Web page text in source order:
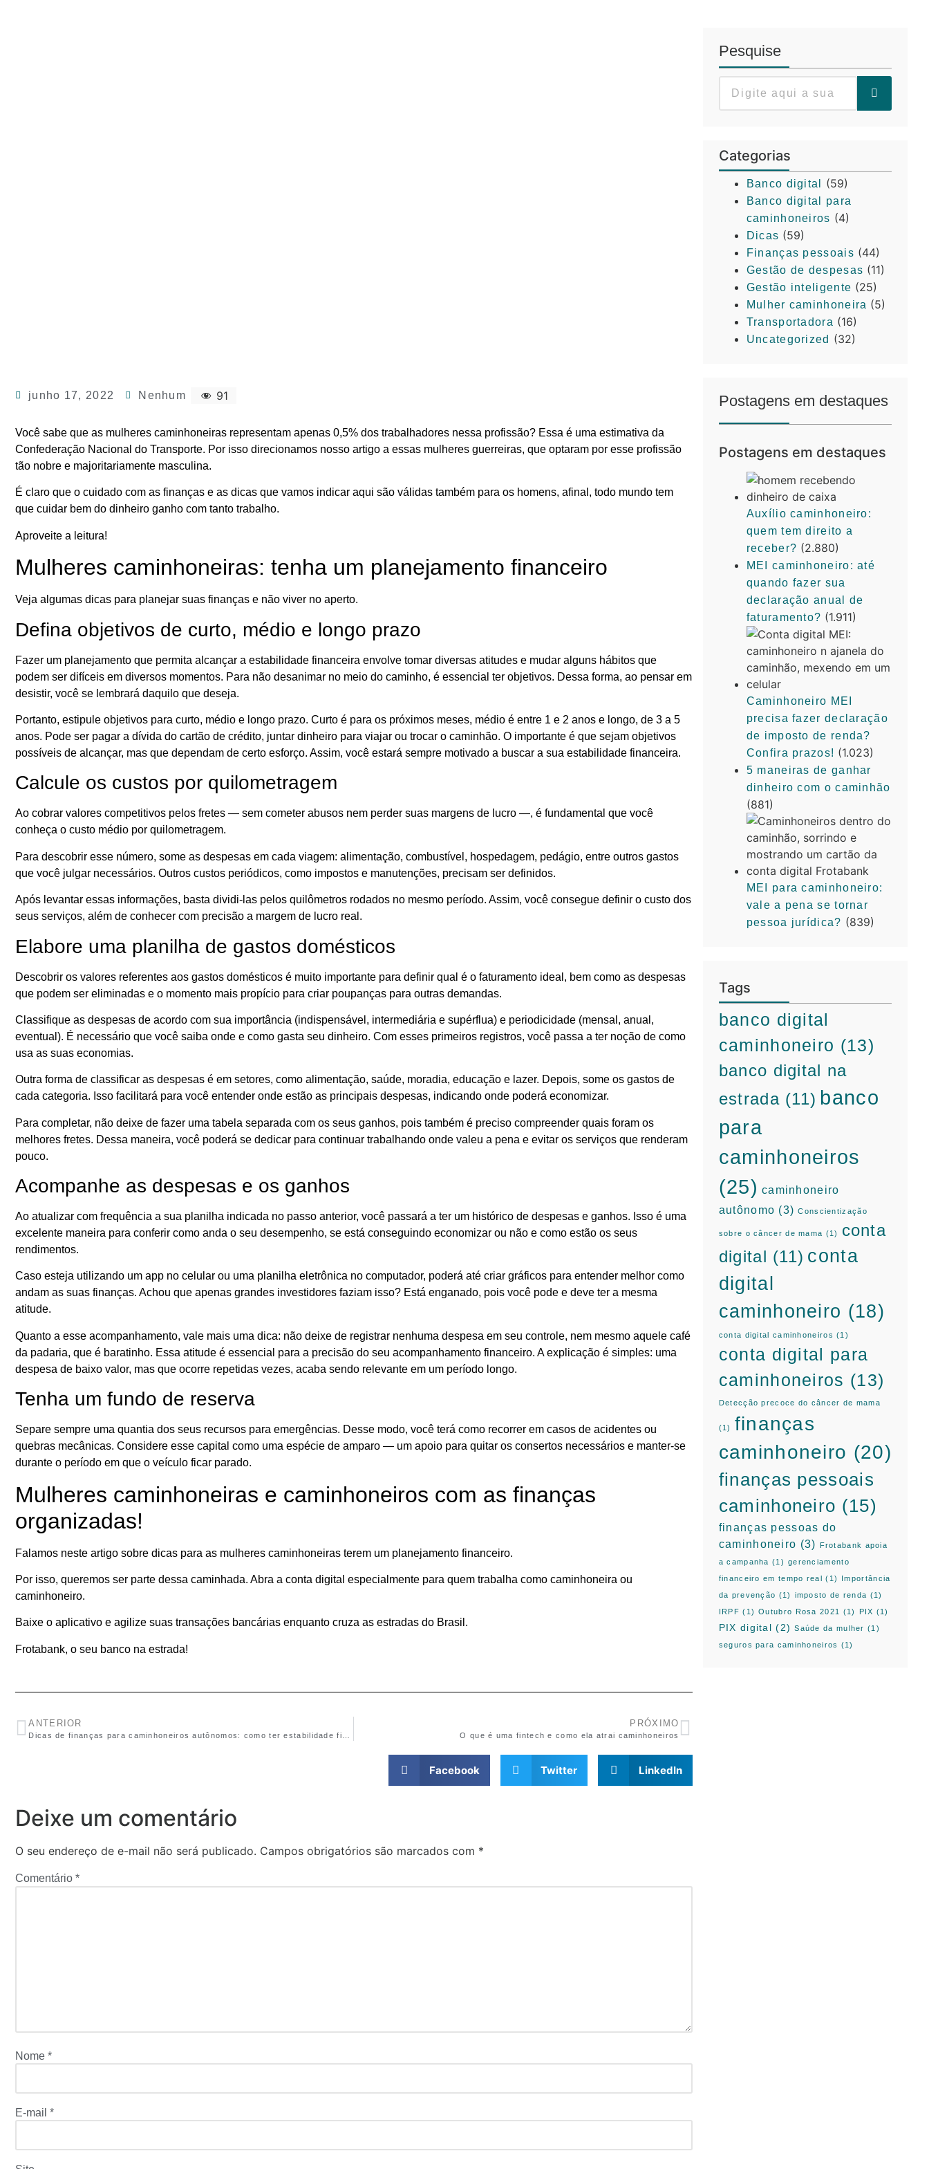
junho 17, 2022 Nenhum 91
Você sabe que as mulheres caminhoneiras representam apenas 0,5% dos trabalhadores nessa profissão? Essa é uma estimativa da
Confederação Nacional do Transporte. Por isso direcionamos nosso artigo a essas mulheres guerreiras, que optaram por esse profissão
tão nobre e majoritariamente masculina.
É claro que o cuidado com as finanças e as dicas que vamos indicar aqui são válidas também para os homens, afinal, todo mundo tem
que cuidar bem do dinheiro ganho com tanto trabalho.
Aproveite a leitura!
Mulheres caminhoneiras: tenha um planejamento financeiro
Veja algumas dicas para planejar suas finanças e não viver no aperto.
Defina objetivos de curto, médio e longo prazo
Fazer um planejamento que permita alcançar a estabilidade financeira envolve tomar diversas atitudes e mudar alguns hábitos que
podem ser difíceis em diversos momentos. Para não desanimar no meio do caminho, é essencial ter objetivos. Dessa forma, ao pensar em
desistir, você se lembrará daquilo que deseja.
Portanto, estipule objetivos para curto, médio e longo prazo. Curto é para os próximos meses, médio é entre 1 e 2 anos e longo, de 3 a 5
anos. Pode ser pagar a dívida do cartão de crédito, juntar dinheiro para viajar ou trocar o caminhão. O importante é que sejam objetivos
possíveis de alcançar, mas que dependam de certo esforço. Assim, você estará sempre motivado a buscar a sua estabilidade financeira.
Calcule os custos por quilometragem
Ao cobrar valores competitivos pelos fretes — sem cometer abusos nem perder suas margens de lucro —, é fundamental que você
conheça o custo médio por quilometragem.
Para descobrir esse número, some as despesas em cada viagem: alimentação, combustível, hospedagem, pedágio, entre outros gastos
que você julgar necessários. Outros custos periódicos, como impostos e manutenções, precisam ser definidos.
Após levantar essas informações, basta dividi-las pelos quilômetros rodados no mesmo período. Assim, você consegue definir o custo dos
seus serviços, além de conhecer com precisão a margem de lucro real.
Elabore uma planilha de gastos domésticos
Descobrir os valores referentes aos gastos domésticos é muito importante para definir qual é o faturamento ideal, bem como as despesas
que podem ser eliminadas e o momento mais propício para criar poupanças para outras demandas.
Classifique as despesas de acordo com sua importância (indispensável, intermediária e supérflua) e periodicidade (mensal, anual,
eventual). É necessário que você saiba onde e como gasta seu dinheiro. Com esses primeiros registros, você passa a ter noção de como
usa as suas economias.
Outra forma de classificar as despesas é em setores, como alimentação, saúde, moradia, educação e lazer. Depois, some os gastos de
cada categoria. Isso facilitará para você entender onde estão as principais despesas, indicando onde poderá economizar.
Para completar, não deixe de fazer uma tabela separada com os seus ganhos, pois também é preciso compreender quais foram os
melhores fretes. Dessa maneira, você poderá se dedicar para continuar trabalhando onde valeu a pena e evitar os serviços que renderam
pouco.
Acompanhe as despesas e os ganhos
Ao atualizar com frequência a sua planilha indicada no passo anterior, você passará a ter um histórico de despesas e ganhos. Isso é uma
excelente maneira para conferir como anda o seu desempenho, se está conseguindo economizar ou não e como estão os seus
rendimentos.
Caso esteja utilizando um app no celular ou uma planilha eletrônica no computador, poderá até criar gráficos para entender melhor como
andam as suas finanças. Achou que apenas grandes investidores faziam isso? Está enganado, pois você pode e deve ter a mesma
atitude.
Quanto a esse acompanhamento, vale mais uma dica: não deixe de registrar nenhuma despesa em seu controle, nem mesmo aquele café
da padaria, que é baratinho. Essa atitude é essencial para a precisão do seu acompanhamento financeiro. A explicação é simples: uma
despesa de baixo valor, mas que ocorre repetidas vezes, acaba sendo relevante em um período longo.
Tenha um fundo de reserva
Separe sempre uma quantia dos seus recursos para emergências. Desse modo, você terá como recorrer em casos de acidentes ou
quebras mecânicas. Considere esse capital como uma espécie de amparo — um apoio para quitar os consertos necessários e manter-se
durante o período em que o veículo ficar parado.
Mulheres caminhoneiras e caminhoneiros com as finanças
organizadas!
Falamos neste artigo sobre dicas para as mulheres caminhoneiras terem um planejamento financeiro.
Por isso, queremos ser parte dessa caminhada. Abra a conta digital especialmente para quem trabalha como caminhoneira ou
caminhoneiro.
Baixe o aplicativo e agilize suas transações bancárias enquanto cruza as estradas do Brasil.
Frotabank, o seu banco na estrada!
ANTERIOR PRÓXIMO
O que é uma fintech e como ela atrai caminhoneiros
Facebook Twitter LinkedIn
Deixe um comentário
O seu endereço de e-mail não será publicado. Campos obrigatórios são marcados com *
Comentário *
Nome *
E-mail *
Pesquise
Categorias
Banco digital (59)
Banco digital para
caminhoneiros (4)
Dicas (59)
Finanças pessoais (44)
Gestão de despesas (11)
Gestão inteligente (25)
Mulher caminhoneira (5)
Transportadora (16)
Uncategorized (32)
Postagens em destaques
Postagens em destaques
Auxílio caminhoneiro:
quem tem direito a
receber? (2.880)
MEI caminhoneiro: até
quando fazer sua
declaração anual de
faturamento? (1.911)
Caminhoneiro MEI
precisa fazer declaração
de imposto de renda?
Confira prazos! (1.023)
5 maneiras de ganhar
dinheiro com o caminhão
(881)
MEI para caminhoneiro:
vale a pena se tornar
pessoa jurídica? (839)
Tags
banco digital
caminhoneiro (13)
banco digital na
estrada(11) banco
para
caminhoneiros
(25) caminhoneiro
autônomo (3) Conscientização
sobre o câncer de mama (1)
conta
digital (11) conta
digital
caminhoneiro (18)
conta digital caminhoneiros (1)
conta digital para
caminhoneiros (13)
Detecção precoce do câncer de mama
(1)
finanças
caminhoneiro (20)
finanças pessoais
caminhoneiro (15)
finanças pessoas do
caminhoneiro (3) Frotabank apoia
a campanha (1) gerenciamento
financeiro em tempo real (1)
Importância
da prevenção (1) imposto de renda (1)
IRPF (1) Outubro Rosa 2021 (1) PIX (1)
PIX digital (2) Saúde da mulher (1)
seguros para caminhoneiros (1)